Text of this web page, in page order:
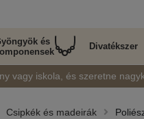
és
Divatékszer
vagy iskola, és szeretne
Csipkék és madeirák